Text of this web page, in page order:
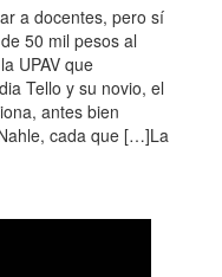
a docentes, pero sí
50 mil pesos al
UPAV que
Tello y su novio, el
antes bien
cada que […]La